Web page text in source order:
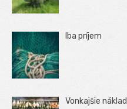
Iba príjem
Vonkajšie náklad